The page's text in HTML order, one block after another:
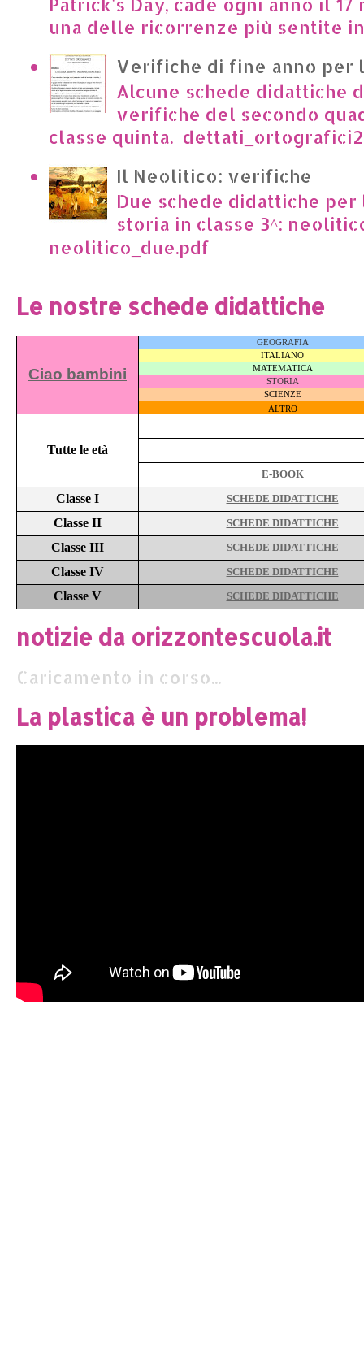
una delle ricorrenze più sentite in
Verifiche di fine anno per
Alcune schede didattiche
verifiche del secondo
classe quinta.
Il Neolitico: verifiche
Due schede didattiche
storia in classe 3^:
neolitico_due.pdf
Le nostre schede didattiche
Ciao bambini
GEOGRAFIA
ITALIANO
MATEMATICA
STORIA
SCIENZE
ALTRO
Tutte le età
E-BOOK
Classe I SCHEDE DIDATTICHE
Classe II SCHEDE DIDATTICHE
Classe III SCHEDE DIDATTICHE
Classe IV SCHEDE DIDATTICHE
Classe V SCHEDE DIDATTICHE
notizie da orizzontescuola.it
Caricamento in corso...
La plastica è un problema!